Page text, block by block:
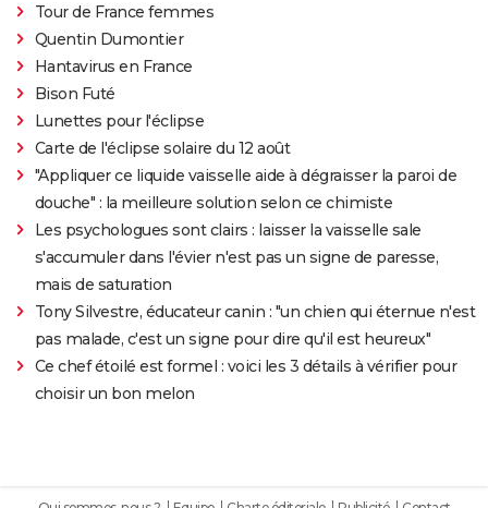
Tour de France femmes
Quentin Dumontier
Hantavirus en France
Bison Futé
Lunettes pour l'éclipse
Carte de l'éclipse solaire du 12 août
"Appliquer ce liquide vaisselle aide à dégraisser la paroi de
douche" : la meilleure solution selon ce chimiste
Les psychologues sont clairs : laisser la vaisselle sale
s'accumuler dans l'évier n'est pas un signe de paresse,
mais de saturation
Tony Silvestre, éducateur canin : "un chien qui éternue n'est
pas malade, c'est un signe pour dire qu'il est heureux"
Ce chef étoilé est formel : voici les 3 détails à vérifier pour
choisir un bon melon